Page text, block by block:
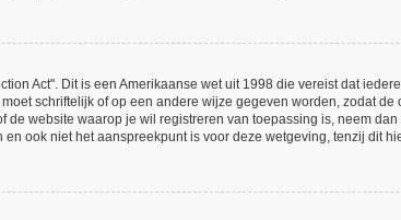
Act". Dit is een Amerikaanse wet uit 1998 die vereist dat
schriftelijk of op een andere wijze gegeven worden, zodat
website waarop je wil registreren van toepassing is, neem
ook niet het aanspreekpunt is voor deze wetgeving, tenzij dit